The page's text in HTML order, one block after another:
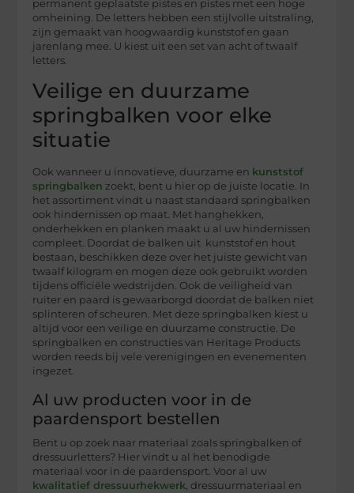
permanent geplaatste pistes en pistes met een hoge
omheining. De letters hebben een stijlvolle uitstraling,
zijn gemaakt van hoogwaardig kunststof en gaan
jarenlang mee. U kiest uit een set van acht of twaalf
letters.
Veilige en duurzame
springbalken voor elke
situatie
Ook wanneer u innovatieve, duurzame en kunststof
springbalken zoekt, bent u hier op de juiste locatie. In
het assortiment vindt u naast standaard springbalken
ook hindernissen op maat. Met hanghekken,
onderhekken en planken maakt u al uw hindernissen
compleet. Doordat de balken uit kunststof en hout
bestaan, beschikken deze over het juiste gewicht van
twaalf kilogram en mogen deze ook gebruikt worden
tijdens officiële wedstrijden. Ook de veiligheid van
ruiter en paard is gewaarborgd doordat de balken niet
splinteren of scheuren. Met deze springbalken kiest u
altijd voor een veilige en duurzame constructie. De
springbalken en constructies van Heritage Products
worden reeds bij vele verenigingen en evenementen
ingezet.
Al uw producten voor in de
paardensport bestellen
Bent u op zoek naar materiaal zoals springbalken of
dressuurletters? Hier vindt u al het benodigde
materiaal voor in de paardensport. Voor al uw
kwalitatief dressuurhekwerk, dressuurmateriaal en